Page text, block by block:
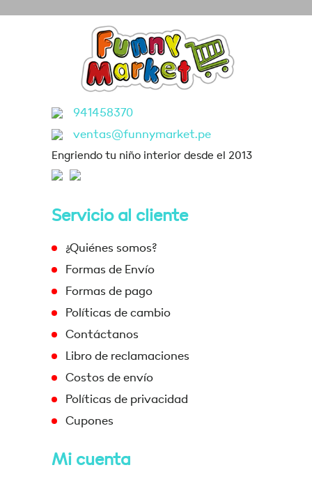
941458370
ventas@funnymarket.pe
Engriendo tu niño interior desde el 2013
Servicio al cliente
¿Quiénes somos?
Formas de Envío
Formas de pago
Políticas de cambio
Contáctanos
Libro de reclamaciones
Costos de envío
Políticas de privacidad
Cupones
Mi cuenta